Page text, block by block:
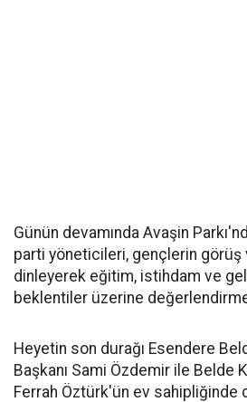
Günün devamında Avaşin
parti yöneticileri, gençlerin görüş
dinleyerek eğitim, istihdam ve
beklentiler üzerine
Heyetin son durağı Esendere
Başkanı Sami Özdemir ile Belde
Ferrah Öztürk'ün ev sahipliğinde